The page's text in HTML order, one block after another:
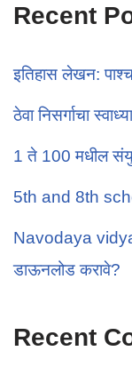
Recent
इतिहास लेखन:
ठेवा निसर्गाचा
1 ते 100 मधील
5th and 8th
Navodaya
डाऊनलोड करावे?
Recent